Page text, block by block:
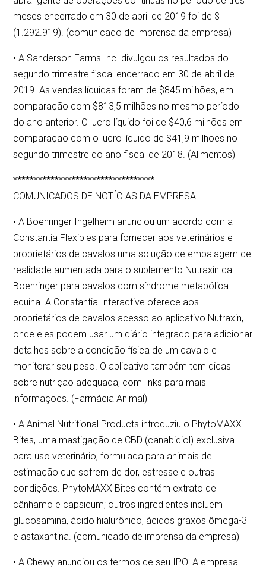
meses encerrado em 30 de abril de 2019 foi de $
(1.292.919). (comunicado de imprensa da empresa)
• A Sanderson Farms Inc. divulgou os resultados do
segundo trimestre fiscal encerrado em 30 de abril de
2019. As vendas líquidas foram de $845 milhões, em
comparação com $813,5 milhões no mesmo período
do ano anterior. O lucro líquido foi de $40,6 milhões em
comparação com o lucro líquido de $41,9 milhões no
segundo trimestre do ano fiscal de 2018. (Alimentos)
**********************************
COMUNICADOS DE NOTÍCIAS DA EMPRESA
• A Boehringer Ingelheim anunciou um acordo com a
Constantia Flexibles para fornecer aos veterinários e
proprietários de cavalos uma solução de embalagem de
realidade aumentada para o suplemento Nutraxin da
Boehringer para cavalos com síndrome metabólica
equina. A Constantia Interactive oferece aos
proprietários de cavalos acesso ao aplicativo Nutraxin,
onde eles podem usar um diário integrado para adicionar
detalhes sobre a condição física de um cavalo e
monitorar seu peso. O aplicativo também tem dicas
sobre nutrição adequada, com links para mais
informações. (Farmácia Animal)
• A Animal Nutritional Products introduziu o PhytoMAXX
Bites, uma mastigação de CBD (canabidiol) exclusiva
para uso veterinário, formulada para animais de
estimação que sofrem de dor, estresse e outras
condições. PhytoMAXX Bites contém extrato de
cânhamo e capsicum; outros ingredientes incluem
glucosamina, ácido hialurônico, ácidos graxos ômega-3
e astaxantina. (comunicado de imprensa da empresa)
• A Chewy anunciou os termos de seu IPO. A empresa